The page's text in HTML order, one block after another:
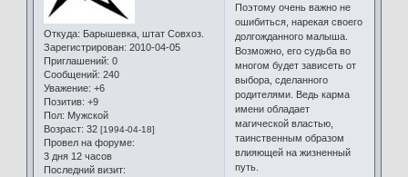
Откуда: Барышевка, штат Совхоз.
Зарегистрирован: 2010-04-05
Приглашений: 0
Сообщений: 240
Уважение: +6
Позитив: +9
Пол: Мужской
Возраст: 32 [1994-04-18]
Провел на форуме:
3 дня 12 часов
Последний визит:
Поэтому очень важно не
ошибиться, нарекая своего
долгожданного малыша.
Возможно, его судьба во
многом будет зависеть от
выбора, сделанного
родителями. Ведь карма
имени обладает
магической властью,
таинственным образом
влияющей на жизненный
путь.